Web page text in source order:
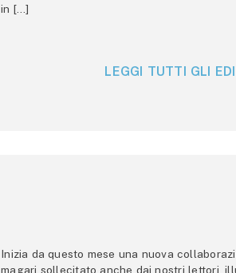
in […]
LEGGI TUTTI GLI
Inizia da questo mese una nuova
magari sollecitato anche dai nostri lettori,